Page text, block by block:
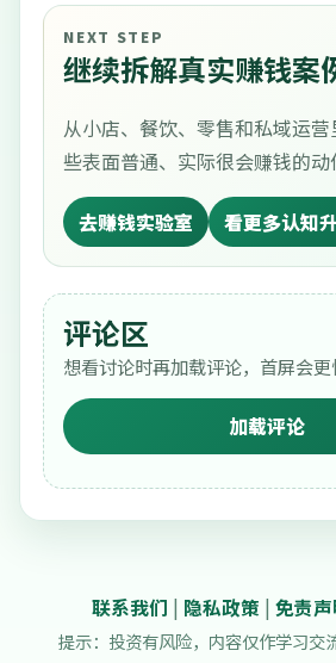
NEXT STEP
继续拆解真实赚钱案
从小店、餐饮、零售和私域运
些表面普通、实际很会赚钱的动
去赚钱实验室 看更多认知
评论区
想看讨论时再加载评论，首屏会更
加载评论
联系我们 | 隐私政策 | 免责
提示：投资有风险，内容仅作学习交